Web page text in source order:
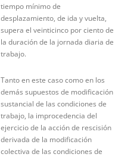
tiempo mínimo de
desplazamiento, de ida y vuelta,
supera el veinticinco por ciento de
la duración de la jornada diaria de
trabajo.
Tanto en este caso como en los
demás supuestos de modificación
sustancial de las condiciones de
trabajo, la improcedencia del
ejercicio de la acción de rescisión
derivada de la modificación
colectiva de las condiciones de